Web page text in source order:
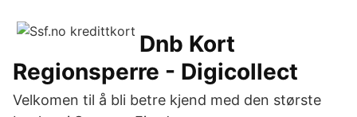
Dnb Kort
Regionsperre - Digicollect
Velkomen til å bli betre kjend med den største